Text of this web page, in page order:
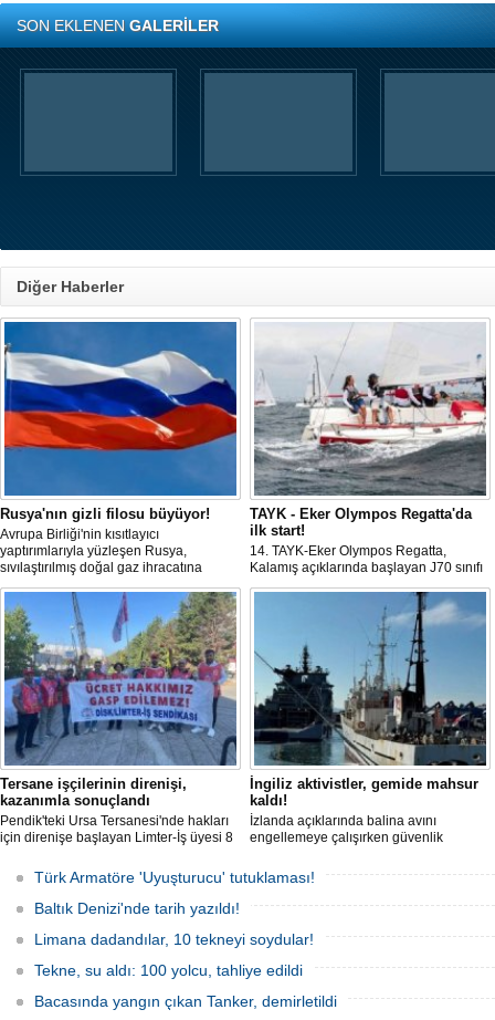
SON EKLENENGALERİLER
Diğer Haberler
Rusya'nın gizli filosu büyüyor!
Avrupa Birliği'nin kısıtlayıcı
yaptırımlarıyla yüzleşen Rusya,
sıvılaştırılmış doğal gaz ihracatına
devam edebilmek için gizli bir filo
geliştiriyor.
TAYK - Eker Olympos Regatta'da
ilk start!
14. TAYK-Eker Olympos Regatta,
Kalamış açıklarında başlayan J70 sınıfı
yarışlarıyla ilk startını verdi. İstanbul'u 10
gün boyunca yelken coşkusuyla
buluşturacak organizasyonun ilk
gününde 9 tekne rüzgârla buluştu.
Tersane işçilerinin direnişi,
kazanımla sonuçlandı
Pendik'teki Ursa Tersanesi'nde hakları
için direnişe başlayan Limter-İş üyesi 8
arabulucu görüşmesinde tüm
alacakların ödenmesini kabul etti.
Sendika, sözlerin tutulmaması halinde
İngiliz aktivistler, gemide mahsur
kaldı!
İzlanda açıklarında balina avını
engellemeye çalışırken güvenlik
protesto gemisindeki 21 çevre aktivisti,
günlerdir gemiden çıkmalarına izin
verilmediğini ve temel haklarının ihlal
Britanyalı aktivist de bulunuyor.
Türk Armatöre 'Uyuşturucu' tutuklaması!
Baltık Denizi'nde tarih yazıldı!
Limana dadandılar, 10 tekneyi soydular!
Tekne, su aldı: 100 yolcu, tahliye edildi
Bacasında yangın çıkan Tanker, demirletildi